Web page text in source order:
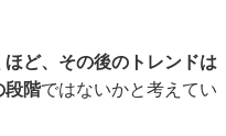
ほど、その後のトレンドは
段階ではないかと考えてい